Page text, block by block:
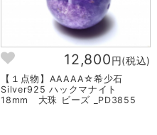
12,800円(税込)
【１点物】AAAAA☆希少石
Silver925 ハックマナイト
18mm 大珠 ビーズ _PD3855